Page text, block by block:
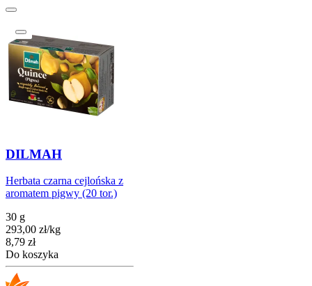
DILMAH
Herbata czarna cejlońska z
aromatem pigwy (20 tor.)
30 g
293,00 zł/kg
Cena
8,79 zł
Do koszyka